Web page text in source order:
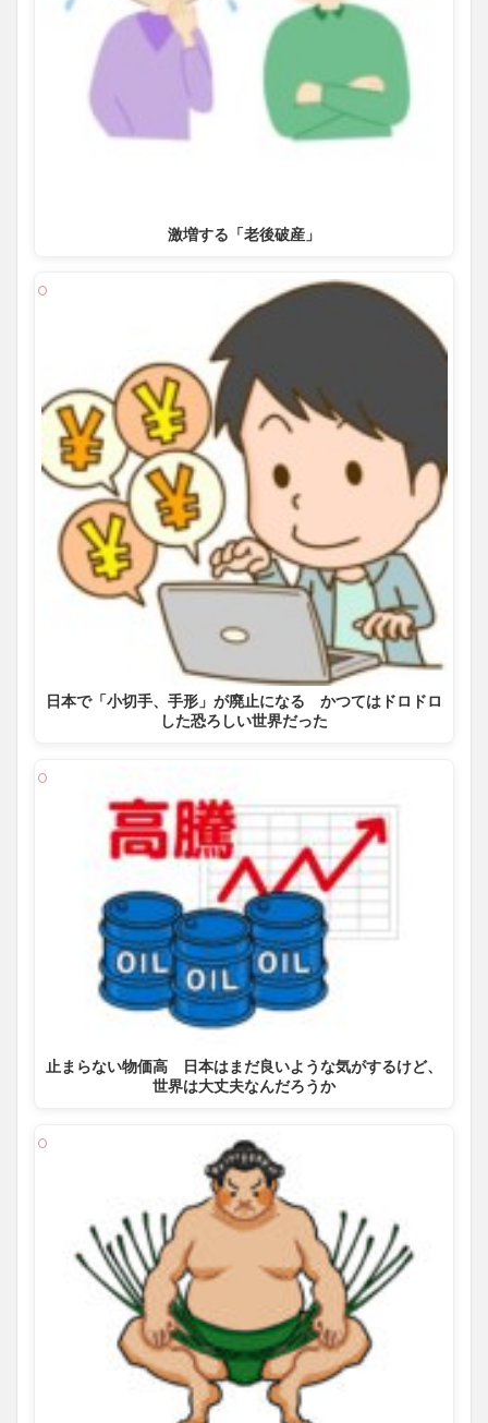
激増する「老後破産」
日本で「小切手、手形」が廃止になる かつてはドロドロ
した恐ろしい世界だった
止まらない物価高 日本はまだ良いような気がするけど、
世界は大丈夫なんだろうか